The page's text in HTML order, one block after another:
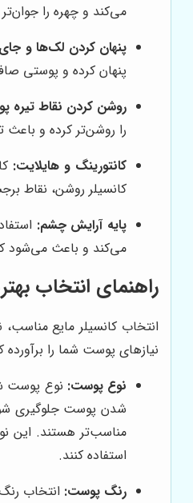
می‌کند و چهره را
پنهان کردن لک‌ها و
پنهان کرده و پوستی
روشن کردن نقاط تیره
را روشن‌تر کرده و
کانتورینگ و هایلایت:
کانسیلر روشن، نقاط
پایه آرایش چشم:
می‌کند و باعث می‌شود
راهنمای انتخاب
انتخاب کانسیلر مایع
نیازهای پوست شما را
نوع پوست: نوع پوست
شدن پوست جلوگیری
مناسب‌تر هستند. این
استفاده کنند.
رنگ پوست: انتخاب